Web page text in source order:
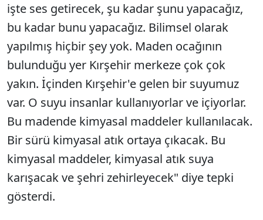
işte ses getirecek, şu kadar şunu yapacağız,
bu kadar bunu yapacağız. Bilimsel olarak
yapılmış hiçbir şey yok. Maden ocağının
bulunduğu yer Kırşehir merkeze çok çok
yakın. İçinden Kırşehir'e gelen bir suyumuz
var. O suyu insanlar kullanıyorlar ve içiyorlar.
Bu madende kimyasal maddeler kullanılacak.
Bir sürü kimyasal atık ortaya çıkacak. Bu
kimyasal maddeler, kimyasal atık suya
karışacak ve şehri zehirleyecek" diye tepki
gösterdi.